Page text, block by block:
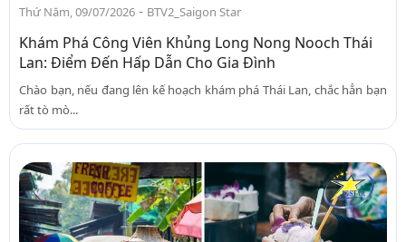
Thứ Năm, 09/07/2026 - BTV2_Saigon Star
Khám Phá Công Viên Khủng Long Nong Nooch Thái
Lan: Điểm Đến Hấp Dẫn Cho Gia Đình
Chào bạn, nếu đang lên kế hoạch khám phá Thái Lan, chắc hẳn bạn
rất tò mò...